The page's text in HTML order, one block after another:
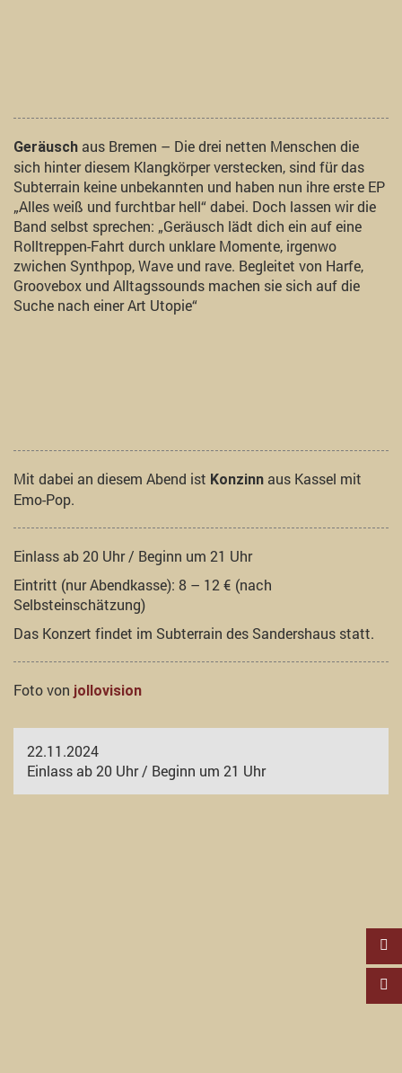
Geräusch aus Bremen – Die drei netten Menschen die
sich hinter diesem Klangkörper verstecken, sind für das
Subterrain keine unbekannten und haben nun ihre erste EP
„Alles weiß und furchtbar hell“ dabei. Doch lassen wir die
Band selbst sprechen: „Geräusch lädt dich ein auf eine
Rolltreppen-Fahrt durch unklare Momente, irgenwo
zwichen Synthpop, Wave und rave. Begleitet von Harfe,
Groovebox und Alltagssounds machen sie sich auf die
Suche nach einer Art Utopie“
Mit dabei an diesem Abend ist Konzinn aus Kassel mit
Emo-Pop.
Einlass ab 20 Uhr / Beginn um 21 Uhr
Eintritt (nur Abendkasse): 8 – 12 € (nach
Selbsteinschätzung)
Das Konzert findet im Subterrain des Sandershaus statt.
Foto von jollovision
22.11.2024
Einlass ab 20 Uhr / Beginn um 21 Uhr